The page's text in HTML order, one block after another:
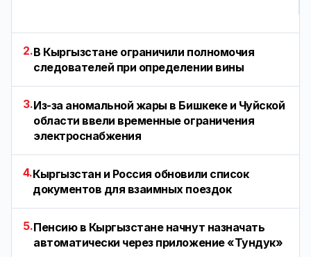
2.В Кыргызстане ограничили полномочия
следователей при определении вины
3.Из-за аномальной жары в Бишкеке и Чуйской
области ввели временные ограничения
электроснабжения
4.Кыргызстан и Россия обновили список
документов для взаимных поездок
5.Пенсию в Кыргызстане начнут назначать
автоматически через приложение «Тундук»